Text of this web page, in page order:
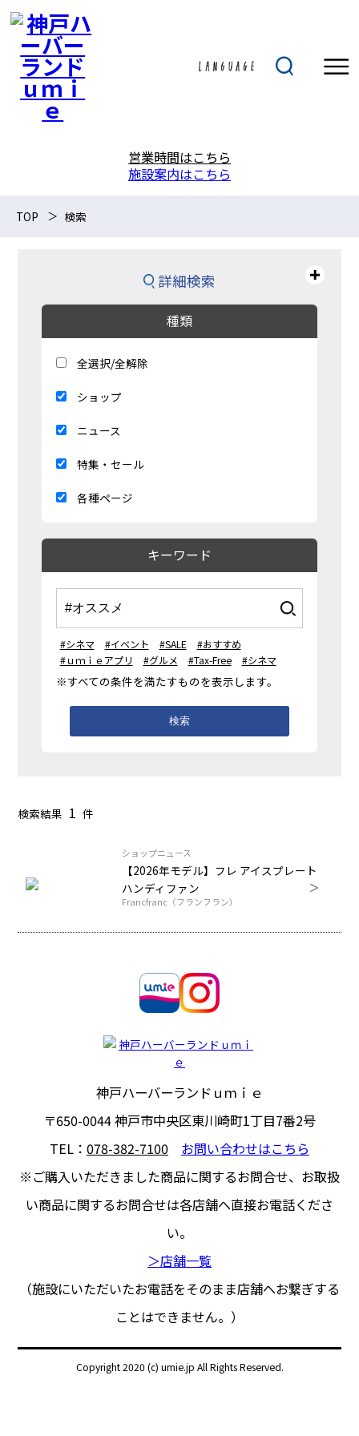
営業時間はこちら
施設案内はこちら
TOP 検索
詳細検索
種類
全選択/全解除
ショップ
ニュース
特集・セール
各種ページ
キーワード
#シネマ #イベント #SALE
#おすすめ
#ｕｍｉｅアプリ
#グルメ #Tax-Free #シネマ
※すべての条件を満たすものを表示します。
検索
検索結果 1 件
ショップニュース
【2026年モデル】フレ アイスプレート
ハンディファン
Francfranc（フランフラン）
神戸ハーバーランドｕｍｉｅ
〒650-0044神戸市中央区東川崎町1丁目7番2号
TEL： 078-382-7100
お問い合わせはこちら
※ご購入いただきました商品に関するお問合せ、 お取扱
い商品に関するお問合せは各店舗へ直接お電話くださ
い。
＞店舗一覧
（施設にいただいたお電話をそのまま店舗へお繋ぎする
ことはできません。）
Copyright 2020 (c) umie.jp All Rights Reserved.